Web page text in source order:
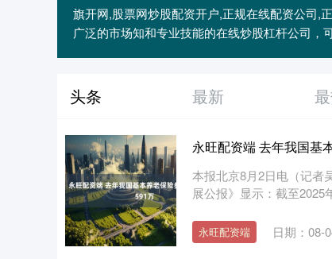
旗开网,股票网炒股配资开户,正规在线配资公司,
广泛的市场知和专业技能的在线炒股杠杆公司，
头条 最新
永旺配资端 去年我国基
本报北京8月2日电（记者
展公报》显示：截至2025
永旺配资端 日期：08-